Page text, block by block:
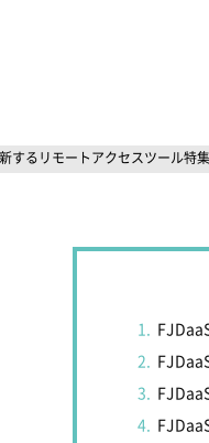
するリモートアクセスツール特